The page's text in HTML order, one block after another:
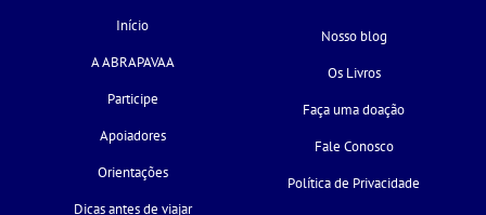
Início
A ABRAPAVAA
Participe
Apoiadores
Orientações
Dicas antes de viajar
Nosso blog
Os Livros
Faça uma doação
Fale Conosco
Política de Privacidade